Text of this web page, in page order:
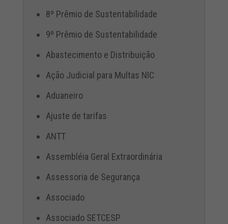
8º Prêmio de Sustentabilidade
9º Prêmio de Sustentabilidade
Abastecimento e Distribuição
Ação Judicial para Multas NIC
Aduaneiro
Ajuste de tarifas
ANTT
Assembléia Geral Extraordinária
Assessoria de Segurança
Associado
Associado SETCESP